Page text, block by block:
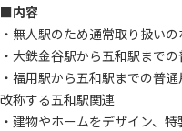
■内容
・無人駅のため通常取り扱い
・大鉄金谷駅から五和駅まで
・福用駅から五和駅までの普
改称する五和駅関連
・建物やホームをデザイン、